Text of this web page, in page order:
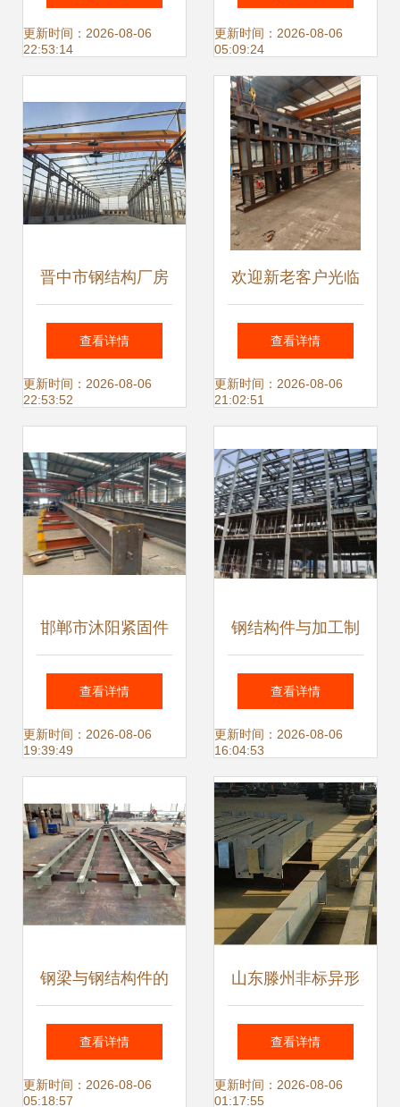
手货”
更新时间：2026-08-06
22:53:14
结构立柱与组件应
用解析
更新时间：2026-08-06
05:09:24
晋中市钢结构厂房
承重鉴定报告
查看详情
更新时间：2026-08-06
22:53:52
欢迎新老客户光临
探索钢结构构件加
工的未来与技术精
查看详情
更新时间：2026-08-06
21:02:51
邯郸市沐阳紧固件
入驻钢构宝 企业改
革，技术与思维缺
查看详情
更新时间：2026-08-06
19:39:49
钢结构件与加工制
作特点解析——基
于山东三维钢结构
公司的实践
查看详情
更新时间：2026-08-06
16:04:53
钢梁与钢结构件的
制造与应用分析
查看详情
更新时间：2026-08-06
05:18:57
山东滕州非标异形
钢结构件加工 20年
专注，铸就工业脊
查看详情
更新时间：2026-08-06
01:17:55